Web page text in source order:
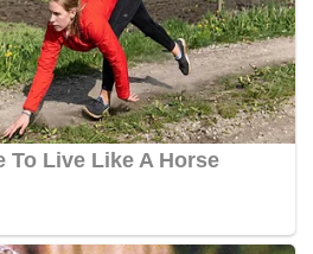
sidang media serta
bersama.
dijadualkan hadir
di Seri Perdana, di sini.
merupakan mekanisme
hubungan serta mencari